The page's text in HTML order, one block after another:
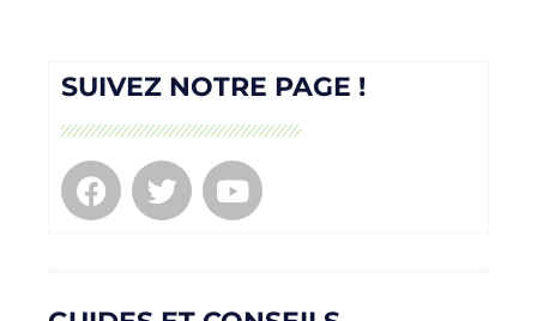
SUIVEZ NOTRE PAGE !